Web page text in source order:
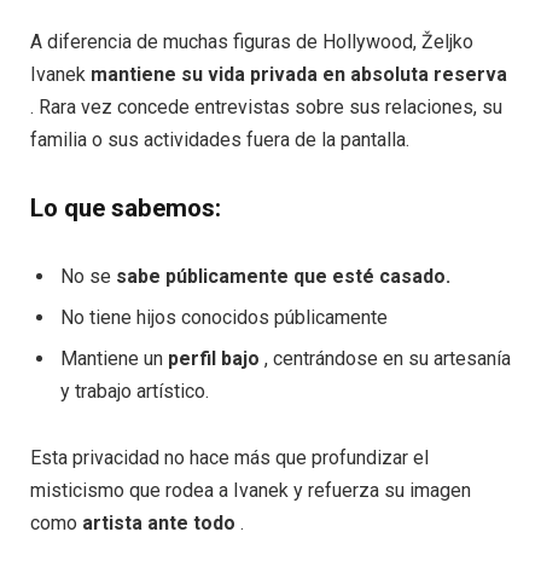
A diferencia de muchas figuras de Hollywood, Željko
Ivanek mantiene su vida privada en absoluta reserva
. Rara vez concede entrevistas sobre sus relaciones, su
familia o sus actividades fuera de la pantalla.
Lo que sabemos:
No se sabe públicamente que esté casado.
No tiene hijos conocidos públicamente
Mantiene un perfil bajo , centrándose en su artesanía
y trabajo artístico.
Esta privacidad no hace más que profundizar el
misticismo que rodea a Ivanek y refuerza su imagen
como artista ante todo .